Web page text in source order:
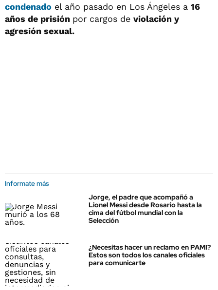
condenado el año pasado en Los Ángeles a 16
años de prisión por cargos de violación y
agresión sexual.
Informate más
Jorge, el padre que acompañó a
Lionel Messi desde Rosario hasta la
cima del fútbol mundial con la
Selección
¿Necesitas hacer un reclamo en PAMI?
Estos son todos los canales oficiales
para comunicarte